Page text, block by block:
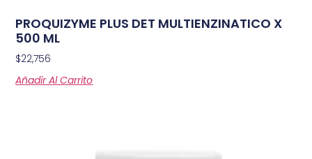
PROQUIZYME PLUS DET MULTIENZINATICO X
500 ML
$22,756
Añadir Al Carrito